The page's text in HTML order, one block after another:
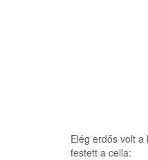
Elég erdős volt
festett a cella: